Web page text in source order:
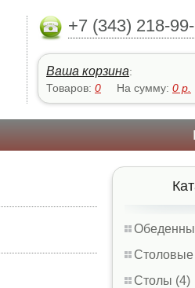
+7 (343) 218-
Ваша корзина:
Товаров: 0 На сумму: 0 р.
Столовые
Столы (4)